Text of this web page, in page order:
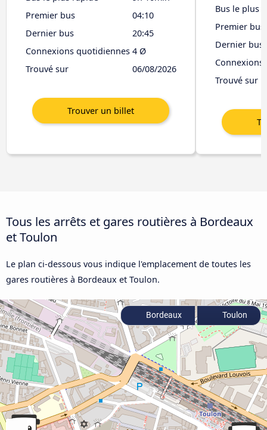
Premier bus
04:10
Dernier bus
20:45
Connexions quotidiennes 4 Ø
Trouvé sur
06/08/2026
Bus le plus
Premier bus
Dernier bus
Trouvé sur
Tous les arrêts et gares routières à Bordeaux
et Toulon
Le plan ci-dessous vous indique l'emplacement de toutes les
gares routières à Bordeaux et Toulon.
Bordeaux Toulon